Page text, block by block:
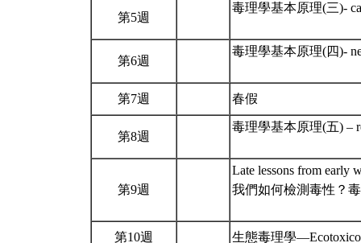
第5週
毒理學基本原理(三)-
第6週
毒理學基本原理(四)-
第7週 春假
第8週
毒理學基本原理(五) –
第9週
Late lessons from early
我們如何檢測毒性？
第10週 生態毒理學